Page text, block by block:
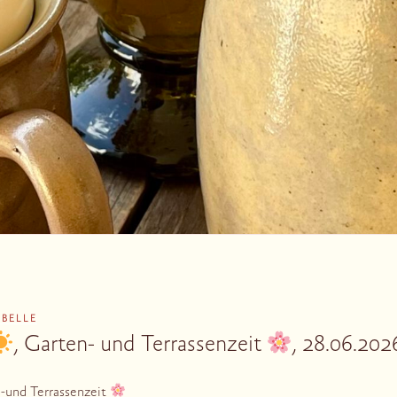
, Garten- und Terrassenzeit ,
und Terrassenzeit